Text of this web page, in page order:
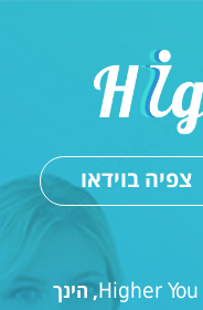
צפיה בוידאו
Higher You, הינך